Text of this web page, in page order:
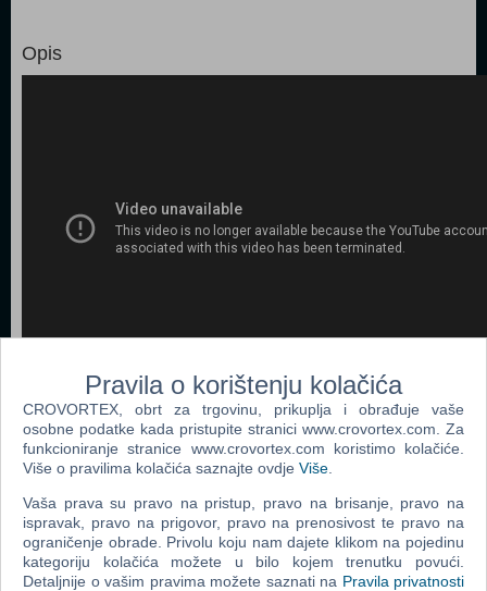
Opis
Popularno
Cars 3 Driven to Win (Code in a Box) (N) (Nintendo
Switch)
Gear Club Unlimited (N) (Nintendo Switch)
Pravila o korištenju kolačića
CROVORTEX, obrt za trgovinu, prikuplja i obrađuje vaše
osobne podatke kada pristupite stranici www.crovortex.com. Za
funkcioniranje stranice www.crovortex.com koristimo kolačiće.
Više o pravilima kolačića saznajte ovdje Više
Vaša prava su pravo na pristup, pravo na brisanje, pravo na
ispravak, pravo na prigovor, pravo na prenosivost te pravo na
ograničenje obrade. Privolu koju nam dajete klikom na pojedinu
kategoriju kolačića možete u bilo kojem trenutku povući.
Detaljnije o vašim pravima možete saznati na Pravila privatnosti